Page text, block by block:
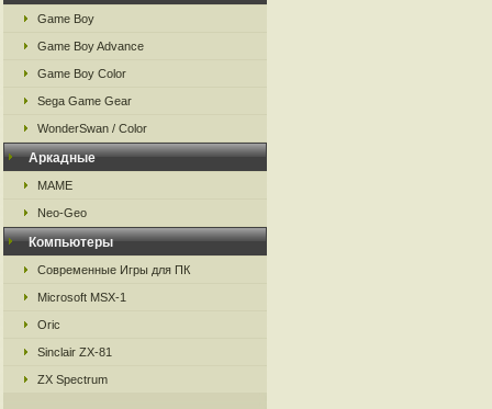
Game Boy
Game Boy Advance
Game Boy Color
Sega Game Gear
WonderSwan / Color
Аркадные
MAME
Neo-Geo
Компьютеры
Современные Игры для ПК
Microsoft MSX-1
Oric
Sinclair ZX-81
ZX Spectrum